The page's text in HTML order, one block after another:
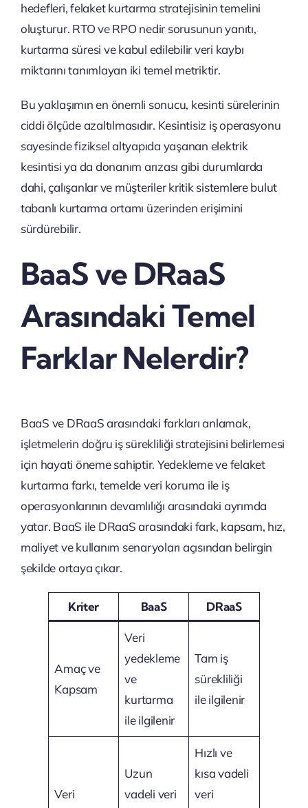
hedefleri, felaket kurtarma stratejisinin temelini
oluşturur. RTO ve RPO nedir sorusunun yanıtı,
kurtarma süresi ve kabul edilebilir veri kaybı
miktarını tanımlayan iki temel metriktir.
Bu yaklaşımın en önemli sonucu, kesinti sürelerinin
ciddi ölçüde azaltılmasıdır. Kesintisiz iş operasyonu
sayesinde fiziksel altyapıda yaşanan elektrik
kesintisi ya da donanım arızası gibi durumlarda
dahi, çalışanlar ve müşteriler kritik sistemlere bulut
tabanlı kurtarma ortamı üzerinden erişimini
sürdürebilir.
BaaS ve DRaaS
Arasındaki Temel
Farklar Nelerdir?
BaaS ve DRaaS arasındaki farkları anlamak,
işletmelerin doğru iş sürekliliği stratejisini belirlemesi
için hayati öneme sahiptir. Yedekleme ve felaket
kurtarma farkı, temelde veri koruma ile iş
operasyonlarının devamlılığı arasındaki ayrımda
yatar. BaaS ile DRaaS arasındaki fark, kapsam, hız,
maliyet ve kullanım senaryoları açısından belirgin
şekilde ortaya çıkar.
Kriter BaaS DRaaS
Amaç ve
Kapsam
Veri
yedekleme
ve
kurtarma
ile ilgilenir
Tam iş
sürekliliği
ile ilgilenir
Veri
Uzun
vadeli veri
Hızlı ve
kısa vadeli
veri